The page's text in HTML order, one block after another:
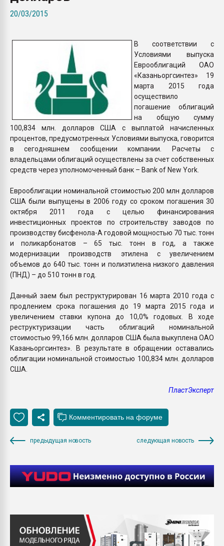
ПЕРЕЙТИ НА
20/03/2015
В соответствии с
Условиями выпуска
Еврооблигаций ОАО
«Казаньоргсинтез» 19
марта 2015 года
осуществило
погашение облигаций
на общую сумму
100,834 млн. долларов США с выплатой начисленных
процентов, предусмотренных Условиями выпуска, говорится
в сегодняшнем сообщении компании. Расчеты с
владельцами облигаций осуществлены за счет собственных
средств через уполномоченный банк – Bank of New York.
Еврооблигации номинальной стоимостью 200 млн долларов
США были выпущены в 2006 году со сроком погашения 30
октября 2011 года с целью финансирования
инвестиционных проектов по строительству заводов по
производству бисфенола-А годовой мощностью 70 тыс. тонн
и поликарбонатов – 65 тыс. тонн в год, а также
модернизации производств этилена с увеличением
объемов до 640 тыс. тонн и полиэтилена низкого давления
(ПНД) – до 510 тонн в год.
Данный заем был реструктурирован 16 марта 2010 года с
продлением срока погашения до 19 марта 2015 года и
увеличением ставки купона до 10,0% годовых. В ходе
реструктуризации часть облигаций номинальной
стоимостью 99,166 млн. долларов США была выкуплена ОАО
Казаньоргсинтез». В результате в обращении оставались
облигации номинальной стоимостью 100,834 млн. долларов
США.
ПластЭксперт
предыдущая новость следующая новость